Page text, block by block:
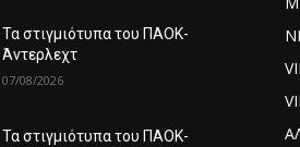
Τα στιγμιότυπα του ΠΑΟΚ-
Άντερλεχτ
07/08/2026
Τα στιγμιότυπα του ΠΑΟΚ-